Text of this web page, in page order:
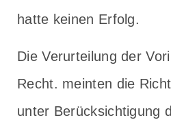
hatte keinen Erfolg.
Die Verurteilung der
Recht. meinten die
unter Berücksichtigung